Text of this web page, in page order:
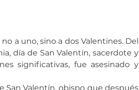
a uno, sino a dos Valentines. Del
día de San Valentín, sacerdote y
significativas, fue asesinado y
San Valentín, obispo que después